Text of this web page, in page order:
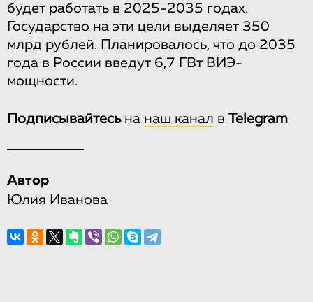
будет работать в 2025-2035 годах.
Государство на эти цели выделяет 350
млрд рублей. Планировалось, что до 2035
года в России введут 6,7 ГВт ВИЭ-
мощности.
Подписывайтесьна наш канал в Telegram
Автор
Юлия Иванова